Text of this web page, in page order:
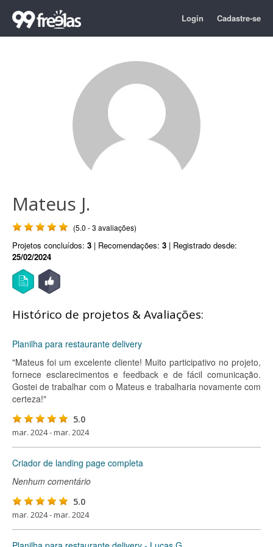
Login Cadastre-se
Mateus J.
(5.0 - 3 avaliações)
Projetos concluídos: 3 | Recomendações: 3 | Registrado desde:
25/02/2024
Histórico de projetos & Avaliações:
Planilha para restaurante delivery
"Mateus foi um excelente cliente! Muito participativo no projeto,
fornece esclarecimentos e feedback e de fácil comunicação.
Gostei de trabalhar com o Mateus e trabalharia novamente com
certeza!"
5.0
mar. 2024 - mar. 2024
Criador de landing page completa
Nenhum comentário
5.0
mar. 2024 - mar. 2024